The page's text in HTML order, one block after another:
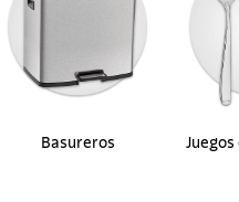
Basureros